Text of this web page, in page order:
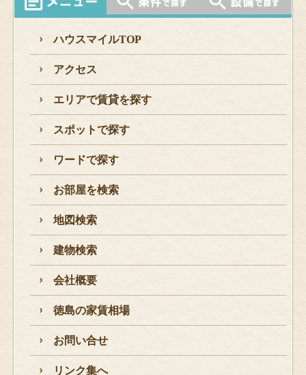
ハウスマイルTOP
アクセス
エリアで賃貸を探す
スポットで探す
ワードで探す
お部屋を検索
地図検索
建物検索
会社概要
徳島の家賃相場
お問い合せ
リンク集へ